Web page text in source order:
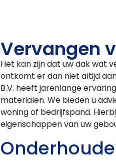
Vervangen
Het kan zijn dat uw dak wat
ontkomt er dan niet altijd
B.V. heeft jarenlange
materialen. We bieden u
woning of bedrijfspand.
eigenschappen van uw